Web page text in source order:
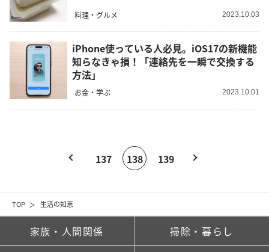
TOP 生活の知恵
料理・グルメ 2023.10.03
iPhone使っている人必見。iOS17の新機能
知らなきゃ損！「連絡先を一瞬で交換する
方法」
お金・学ぶ 2023.10.01
137 138 139
家族・人間関係 掃除・暮らし